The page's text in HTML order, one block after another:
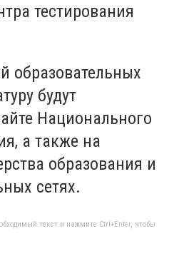
тестирования
образовательных
будут
Национального
а также на
образования и
сетях.
текст и нажмите Ctrl+Enter, чтобы